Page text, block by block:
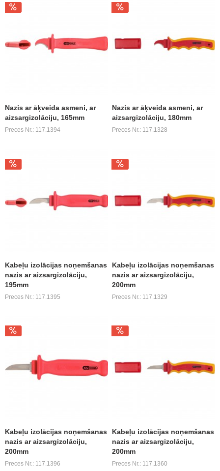
Nazis ar āķveida asmeni, ar
aizsargizolāciju, 165mm
Preces Nr.: 117.1394
Nazis ar āķveida asmeni, ar
aizsargizolāciju, 180mm
Preces Nr.: 117.1328
Kabeļu izolācijas noņemšanas
nazis ar aizsargizolāciju,
195mm
Preces Nr.: 117.1395
Kabeļu izolācijas noņemšanas
nazis ar aizsargizolāciju,
200mm
Preces Nr.: 117.1329
Kabeļu izolācijas noņemšanas
nazis ar aizsargizolāciju,
200mm
Preces Nr.: 117.1396
Kabeļu izolācijas noņemšanas
nazis ar aizsargizolāciju,
200mm
Preces Nr.: 117.1360